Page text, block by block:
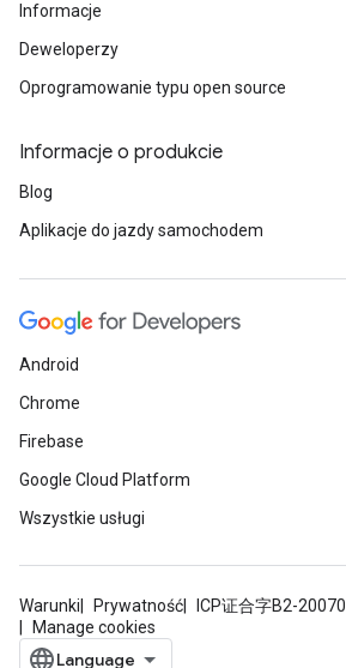
Informacje
Deweloperzy
Oprogramowanie typu open source
Informacje o produkcie
Blog
Aplikacje do jazdy samochodem
Android
Chrome
Firebase
Google Cloud Platform
Wszystkie usługi
Warunki Prywatność
ICP证合字B2-
Manage cookies